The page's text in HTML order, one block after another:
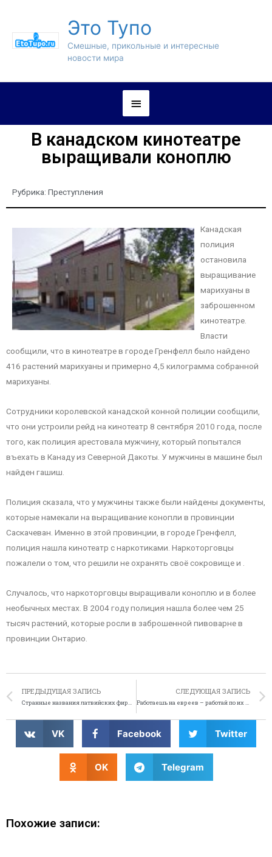
Это Тупо
Смешные, прикольные и интересные
новости мира
В канадском кинотеатре
выращивали коноплю
Рубрика: Преступления
Канадская
полиция
остановила
выращивание
марихуаны в
заброшенном
кинотеатре.
Власти
сообщили, что в кинотеатре в городе Гренфелл было найдено
416 растений марихуаны и примерно 4,5 килограмма собранной
марихуаны.
Сотрудники королевской канадской конной полиции сообщили,
что они устроили рейд на кинотеатр 8 сентября 2010 года, после
того, как полиция арестовала мужчину, который попытался
въехать в Канаду из Северной Дакоты. У мужчины в машине был
найден гашиш.
Полиция сказала, что у мужчины также были найдены документы,
которые намекали на выращивание конопли в провинции
Саскачеван. Именно в этой провинции, в городе Гренфелл,
полиция нашла кинотеатр с наркотиками. Наркоторговцы
пожалели о том, что решили не охранять своё сокровище и .
Случалось, что наркоторговцы выращивали коноплю и в более
необычных местах. В 2004 году полиция нашла более чем 25
тысяч растений, которые росли в заброшенной пивоварне в
провинции Онтарио.
ПРЕДЫДУЩАЯ ЗАПИСЬ
Странные названия латвийских фирм и предприятий
СЛЕДУЮЩАЯ ЗАПИСЬ
Работаешь на евреев – работай по их правилам
VK Facebook Twitter
OK Telegram
Похожие записи: